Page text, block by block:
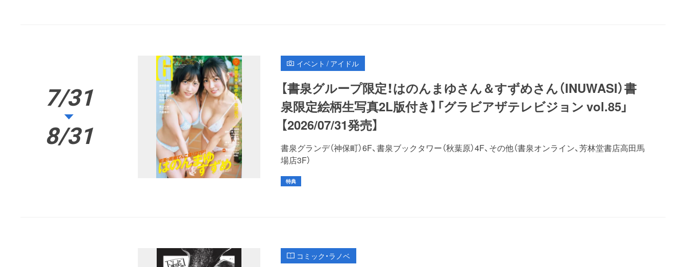
7/31
8/31
イベント / アイドル
【書泉グループ限定！はのんまゆさん＆すずめさん（INUWASI）書
泉限定絵柄生写真2L版付き】「グラビアザテレビジョン vol.85」
【2026/07/31発売】
書泉グランデ（神保町）6F、書泉ブックタワー（秋葉原）4F、その他（書泉オンライン、芳林堂書店高田馬
場店3F）
特典
コミック・ラノベ